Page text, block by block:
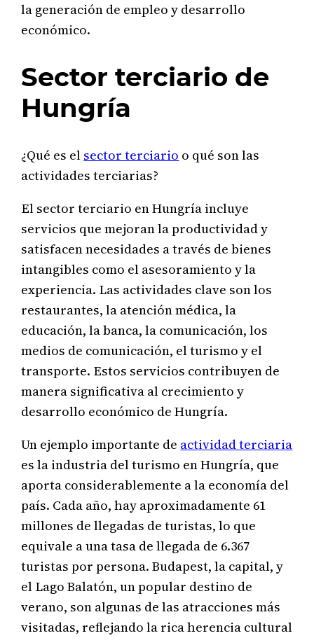
la generación de empleo y desarrollo
económico.
Sector terciario de
Hungría
¿Qué es el sector terciario o qué son las
actividades terciarias?
El sector terciario en Hungría incluye
servicios que mejoran la productividad y
satisfacen necesidades a través de bienes
intangibles como el asesoramiento y la
experiencia. Las actividades clave son los
restaurantes, la atención médica, la
educación, la banca, la comunicación, los
medios de comunicación, el turismo y el
transporte. Estos servicios contribuyen de
manera significativa al crecimiento y
desarrollo económico de Hungría.
Un ejemplo importante de actividad terciaria
es la industria del turismo en Hungría, que
aporta considerablemente a la economía del
país. Cada año, hay aproximadamente 61
millones de llegadas de turistas, lo que
equivale a una tasa de llegada de 6.367
turistas por persona. Budapest, la capital, y
el Lago Balatón, un popular destino de
verano, son algunas de las atracciones más
visitadas, reflejando la rica herencia cultural